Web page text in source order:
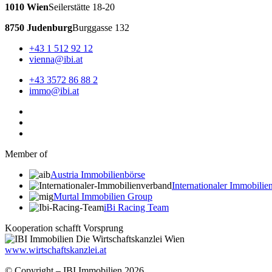
1010 WienSeilerstätte 18-20
8750 JudenburgBurggasse 132
+43 1 512 92 12
vienna@ibi.at
+43 3572 86 88 2
immo@ibi.at
Member of
Austria Immobilienbörse
Internationaler
Murtal Immobilien Group
iBi Racing Team
Kooperation schafft Vorsprung
www.wirtschaftskanzlei.at